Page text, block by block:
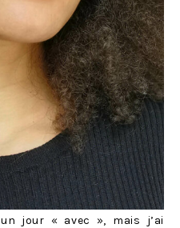
jour « avec », mais j’ai